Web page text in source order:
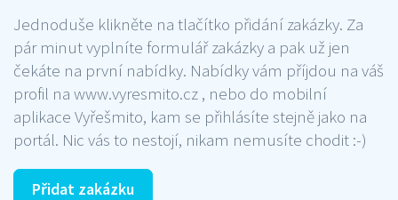
Jednoduše klikněte na tlačítko přidání zakázky. Za
pár minut vyplníte formulář zakázky a pak už jen
čekáte na první nabídky. Nabídky vám příjdou na váš
profil na www.vyresmito.cz , nebo do mobilní
aplikace Vyřešmito, kam se přihlásíte stejně jako na
portál. Nic vás to nestojí, nikam nemusíte chodit :-)
Přidat zakázku